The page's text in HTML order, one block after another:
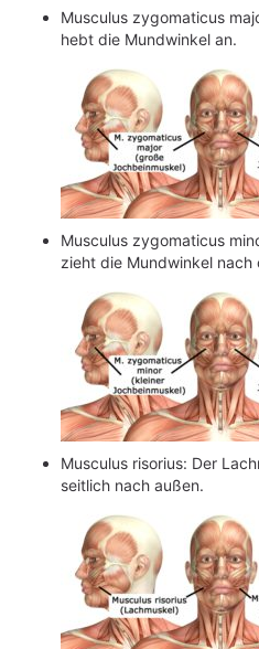
Musculus zygomaticus
hebt die Mundwinkel an.
Musculus zygomaticus
zieht die Mundwinkel nach
Musculus risorius: Der
seitlich nach außen.